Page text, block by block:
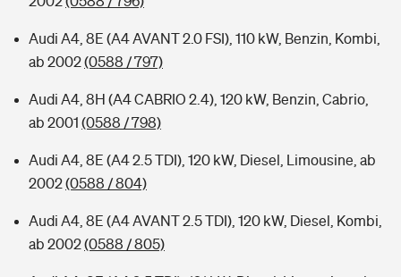
Audi A4, 8E (A4 AVANT 2.0 FSI), 110 kW, Benzin, Kombi,
ab 2002(0588 / 797)
Audi A4, 8H (A4 CABRIO 2.4), 120 kW, Benzin, Cabrio,
ab 2001 (0588 / 798)
Audi A4, 8E (A4 2.5 TDI), 120 kW, Diesel, Limousine, ab
2002(0588 / 804)
Audi A4, 8E (A4 AVANT 2.5 TDI), 120 kW, Diesel, Kombi,
ab 2002(0588 / 805)